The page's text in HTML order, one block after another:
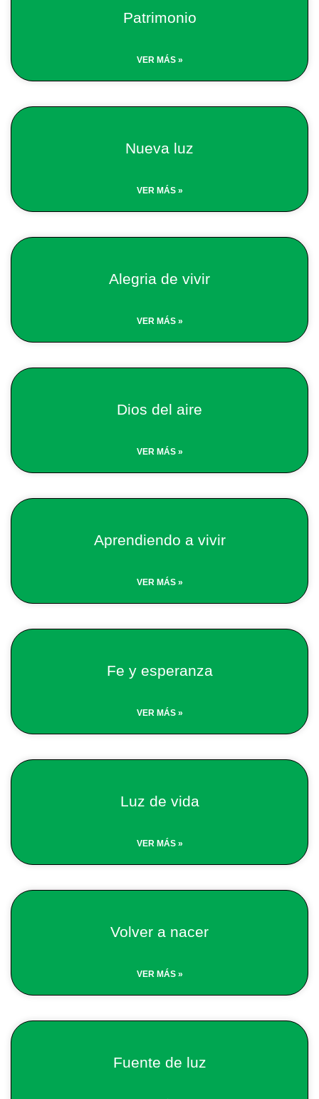
Patrimonio
VER MÁS »
Nueva luz
VER MÁS »
Alegria de vivir
VER MÁS »
Dios del aire
VER MÁS »
Aprendiendo a vivir
VER MÁS »
Fe y esperanza
VER MÁS »
Luz de vida
VER MÁS »
Volver a nacer
VER MÁS »
Fuente de luz